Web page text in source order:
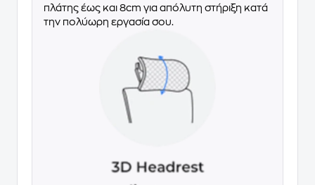
πλάτης έως και 8cm για απόλυτη στήριξη κατά
την πολύωρη εργασία σου.